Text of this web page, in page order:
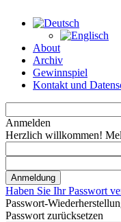
About
Archiv
Gewinnspiel
Kontakt und
Anmelden
Herzlich willkommen!
Haben Sie Ihr Passwort
Passwort-
Passwort zurücksetzen